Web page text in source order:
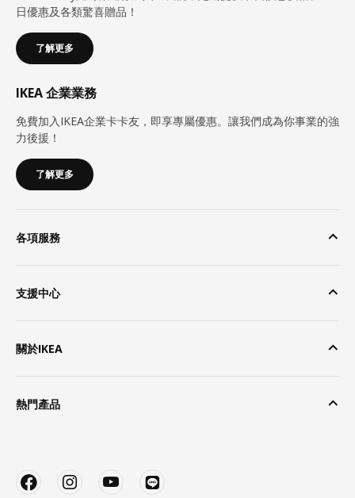
日優惠及各類驚喜贈品！
了解更多
IKEA 企業業務
免費加入IKEA企業卡卡友，即享專屬優惠。讓我們成為你事業的強
力後援！
了解更多
各項服務
支援中心
關於IKEA
熱門產品